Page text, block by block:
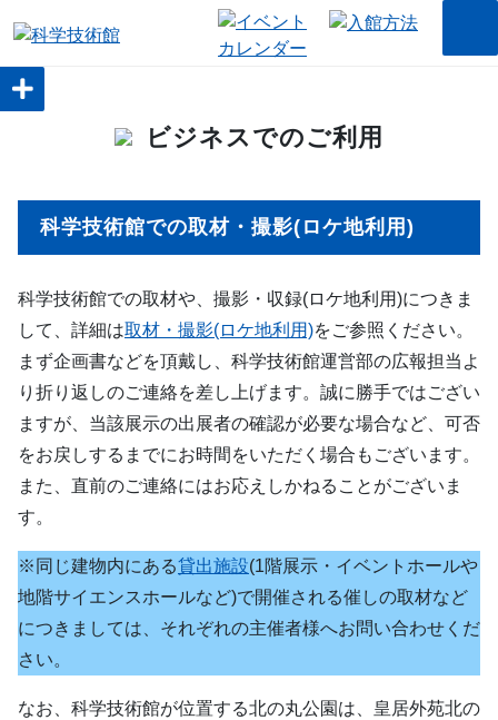
ビジネスでのご利用
科学技術館での取材・撮影(ロケ地利用)
科学技術館での取材や、撮影・収録(ロケ地利用)につきま
して、詳細は取材・撮影(ロケ地利用)をご参照ください。
まず企画書などを頂戴し、科学技術館運営部の広報担当よ
り折り返しのご連絡を差し上げます。誠に勝手ではござい
ますが、当該展示の出展者の確認が必要な場合など、可否
をお戻しするまでにお時間をいただく場合もございます。
また、直前のご連絡にはお応えしかねることがございま
す。
※同じ建物内にある貸出施設(1階展示・イベントホールや
地階サイエンスホールなど)で開催される催しの取材など
につきましては、それぞれの主催者様へお問い合わせくだ
さい。
なお、科学技術館が位置する北の丸公園は、皇居外苑北の